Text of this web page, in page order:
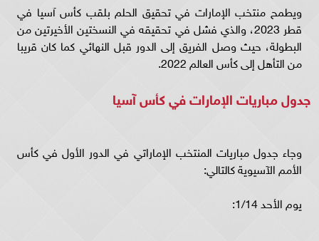
ويطمح منتخب الإمارات في تحقيق الحلم بلقب كأس آسيا في
قطر 2023، والذي فشل في تحقيقه في النسختين الأخيرتين من
البطولة، حيث وصل الفريق إلى الدور قبل النهائي كما كان قريبا
من التأهل إلى كأس العالم 2022.
جدول مباريات الإمارات في كأس آسيا
وجاء جدول مباريات المنتخب الإماراتي في الدور الأول في كأس
الأمم الآسيوية كالتالي:
يوم الأحد 1/14: